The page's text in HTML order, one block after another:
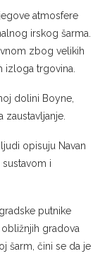
atmosfere
irskog šarma.
zbog velikih
izloga trgovina.
dolini Boyne,
opisuju Navan
i
putnike
gradova
šarm, čini se da je